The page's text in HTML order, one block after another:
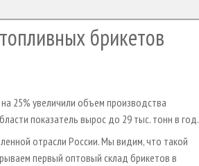
брикетов
25% увеличили объем производства
показатель вырос до 29 тыс. тонн в год.
отрасли России. Мы видим, что такой
первый оптовый склад брикетов в